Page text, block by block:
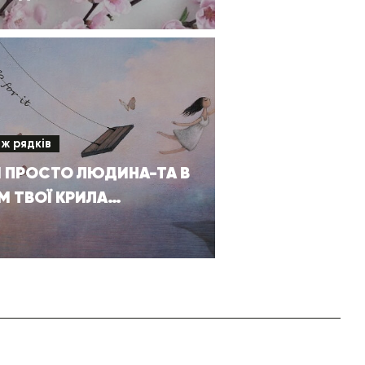
рядків
ПРОСТО ЛЮДИНА-ТА В
ТВОЇ КРИЛА…